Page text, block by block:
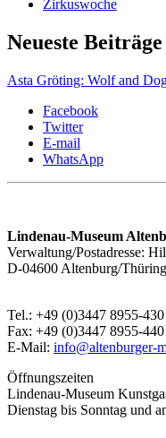
Zirkuswoche
Neueste Beiträge
Asta Gröting: Wolf and
Facebook
Twitter
E-mail
WhatsApp
Lindenau-Museum
Verwaltung/Postadresse:
D-04600 Altenburg/
Tel.: +49 (0)3447 8955-430
Fax: +49 (0)3447 8955-440
E-Mail: info@altenburger-
Öffnungszeiten
Lindenau-Museum
Dienstag bis Sonntag und